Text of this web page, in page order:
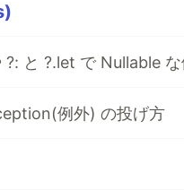
例外) の投げ方